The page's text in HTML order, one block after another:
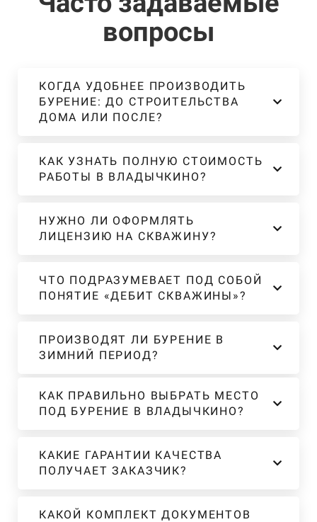
вопросы
КОГДА УДОБНЕЕ ПРОИЗВОДИТЬ
БУРЕНИЕ: ДО СТРОИТЕЛЬСТВА
ДОМА ИЛИ ПОСЛЕ?
КАК УЗНАТЬ ПОЛНУЮ СТОИМОСТЬ
РАБОТЫ В ВЛАДЫЧКИНО?
НУЖНО ЛИ ОФОРМЛЯТЬ
ЛИЦЕНЗИЮ НА СКВАЖИНУ?
ЧТО ПОДРАЗУМЕВАЕТ ПОД СОБОЙ
ПОНЯТИЕ «ДЕБИТ СКВАЖИНЫ»?
ПРОИЗВОДЯТ ЛИ БУРЕНИЕ В
ЗИМНИЙ ПЕРИОД?
КАК ПРАВИЛЬНО ВЫБРАТЬ МЕСТО
ПОД БУРЕНИЕ В ВЛАДЫЧКИНО?
КАКИЕ ГАРАНТИИ КАЧЕСТВА
ПОЛУЧАЕТ ЗАКАЗЧИК?
КАКОЙ КОМПЛЕКТ ДОКУМЕНТОВ